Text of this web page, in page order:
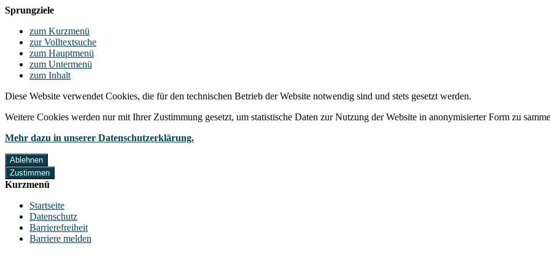
Sprungziele
zum Kurzmenü
zur Volltextsuche
zum Hauptmenü
zum Untermenü
zum Inhalt
Diese Website verwendet Cookies, die für den technischen Betrieb der Website notwendig sind und stets gesetzt werden.
Weitere Cookies werden nur mit Ihrer Zustimmung gesetzt, um statistische Daten zur Nutzung der Website in anonymisierter Form zu
Mehr dazu in unserer Datenschutzerklärung.
Ablehnen
Zustimmen
Kurzmenü
Startseite
Datenschutz
Barrierefreiheit
Barriere melden